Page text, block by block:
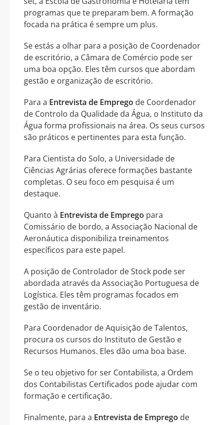
programas que te preparam bem. A formação
focada na prática é sempre um plus.
Se estás a olhar para a posição de Coordenador
de escritório, a Câmara de Comércio pode ser
uma boa opção. Eles têm cursos que abordam
gestão e organização de escritório.
Para a Entrevista de Emprego de Coordenador
de Controlo da Qualidade da Água, o Instituto da
Água forma profissionais na área. Os seus cursos
são práticos e pertinentes para esta função.
Para Cientista do Solo, a Universidade de
Ciências Agrárias oferece formações bastante
completas. O seu foco em pesquisa é um
destaque.
Quanto à Entrevista de Emprego para
Comissário de bordo, a Associação Nacional de
Aeronáutica disponibiliza treinamentos
específicos para este papel.
A posição de Controlador de Stock pode ser
abordada através da Associação Portuguesa de
Logística. Eles têm programas focados em
gestão de inventário.
Para Coordenador de Aquisição de Talentos,
procura os cursos do Instituto de Gestão e
Recursos Humanos. Eles dão uma boa base.
Se o teu objetivo for ser Contabilista, a Ordem
dos Contabilistas Certificados pode ajudar com
formação e certificação.
Finalmente, para a Entrevista de Emprego de